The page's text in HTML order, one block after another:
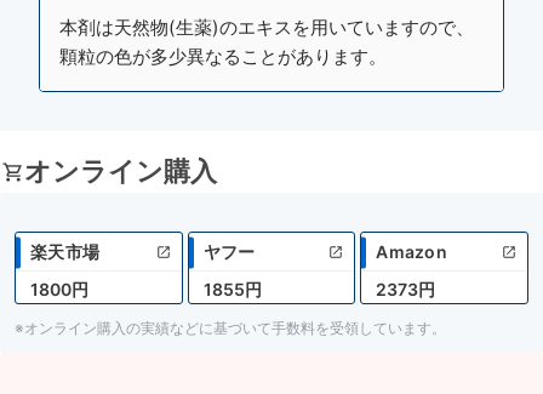
本剤は天然物(生薬)のエキスを用いていますので、
顆粒の色が多少異なることがあります。
オンライン購入
楽天市場
1800円
ヤフー
1855円
Amazon
2373円
※オンライン購入の実績などに基づいて手数料を受領しています。